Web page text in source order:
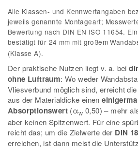
Alle Klassen- und Kennwertangaben
jeweils genannte Montageart;
Bewertung nach DIN EN ISO 11654.
bestätigt für 24 mm mit großem
(Klasse A).
Der praktische Nutzen liegt v. a. bei
ohne Luftraum: Wo weder
Vliesverbund möglich sind, erreicht
aus der Materialdicke einen
Absorptionswert (αw 0,50) – mehr
aber keinen Spitzenwert. Für eine
reicht das; um die Zielwerte der DIN
erreichen, ist dann meist die